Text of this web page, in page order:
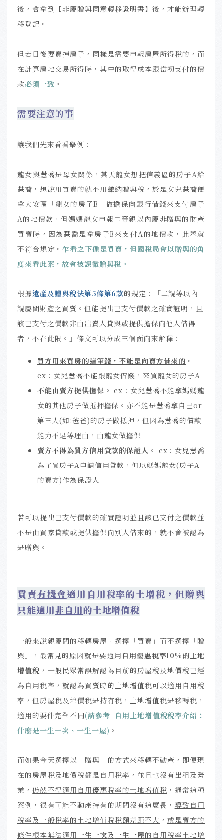
後，會拿到【非屬贈與同意轉移證明書】後，才能辦理轉
移登記。
但若日後要賣掉房子，同樣是需要申報房屋所得稅的，而
在計算房地交易所得時，其中的取得成本跟當初支付的價
款必須一致 。
需要注意的事
讓我們先來看看舉例：
龍女與慧喬是母女關係，某天龍女想把信義區的房子A給
慧喬，想說用買賣的就不用繳納贈與稅，於是女兒慧喬便
拿大安區「龍女的房子B」做擔保向銀行借錢來支付房子
A的地價款。但媽媽龍女申報二等親以內屬非贈與的財產
買賣時，因為慧喬是拿房子B來支付A的地價款，此舉就
不符合規定。 乍看之下像是買賣，但國稅局會以贈與的角
度來看此案，故會被課徵贈與稅。
根據遺產及贈與稅法第5條第6款的規定：「二親等以內
親屬間財產之買賣。但能提出已支付價款之確實證明，且
該已支付之價款非由出賣人貸與或提供擔保向他人借得
者，不在此限。」條文可以分成三個面向來解釋：
買方用來買房的這筆錢，不能是向賣方借來的 。
ex：女兒慧喬不能跟龍女借錢，來買龍女的房子A
不能由賣方提供擔保 。 ex：女兒慧喬不能拿媽媽龍
女的其他房子做抵押擔保。亦不能是慧喬拿自己or
第三人(如:爸爸)的房子做抵押，但因為慧喬的償款
能力不足等理由，由龍女做擔保
賣方不得為買方信用貸款的保證人 。 ex：女兒慧喬
為了買房子A申請信用貸款，但以媽媽龍女(房子A
的賣方)作為保證人
若可以提出已支付價款的確實證明並且該已支付之價款並
不是由買家貸款或提供擔保向別人借來的，就不會被認為
是贈與 。
買賣有機會適用 自用稅率的土增稅，但贈與
只能適用非自用的土地增值稅
一般來說親屬間的移轉房屋，選擇「買賣」而不選擇「贈
與」，最常見的原因就是要適用 自用優惠稅率10%的土地
增值稅 ，一般民眾常誤解認為目前的房屋稅及 地價稅已經
為自用稅率， 就認為買賣時的土地增值稅可以適用自用稅
率 ，但房屋稅及地價稅是持有稅，土地增值稅是移轉稅，
適用的要件完全不同(請參考: 自用土地增值稅稅率介紹：
什麼是一生一次、一生一屋) 。
而如果今天選擇以「贈與」的方式來移轉不動產，即便現
在的房屋稅及地價稅都是自用稅率，並且也沒有出租及營
業，仍然不得適用 自用優惠稅率的土地增值稅 ，通常這種
案例，很有可能不動產持有的期間沒有這麼長， 導致自用
稅率及一般稅率的土地增值稅稅額差距不大 ， 或是賣方的
條件根本無法適用一生一次及一生一屋的自用稅率土地增